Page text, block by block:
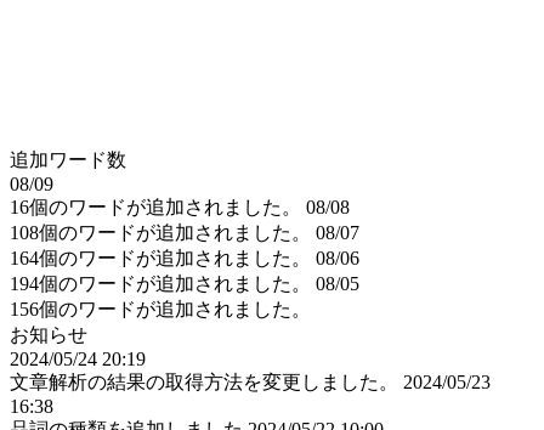
追加ワード数
08/09
16個のワードが追加されました。
08/08
108個のワードが追加されました。
08/07
164個のワードが追加されました。
08/06
194個のワードが追加されました。
08/05
156個のワードが追加されました。
お知らせ
2024/05/24 20:19
文章解析の結果の取得方法を変更しました。
2024/05/23
16:38